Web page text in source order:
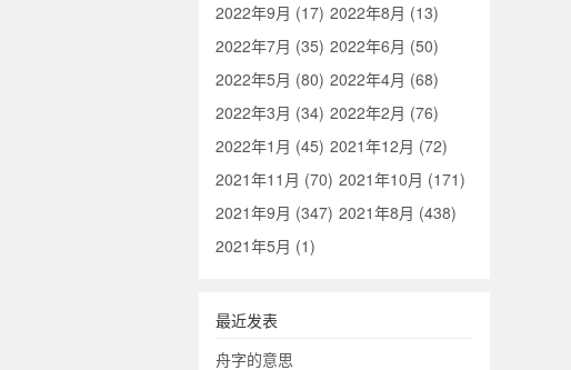
2022年9月 (17) 2022年8月 (13)
2022年7月 (35) 2022年6月 (50)
2022年5月 (80) 2022年4月 (68)
2022年3月 (34) 2022年2月 (76)
2022年1月 (45) 2021年12月 (72)
2021年11月 (70) 2021年10月 (171)
2021年9月 (347) 2021年8月 (438)
2021年5月 (1)
最近发表
舟字的意思